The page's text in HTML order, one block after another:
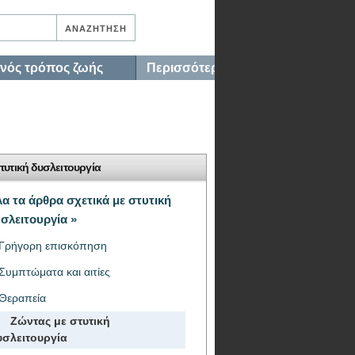
τρόπος ζωής Περισσότερα…
δυσλειτουργία
τα άρθρα σχετικά με στυτική
»
επισκόπηση
και αιτίες
Ζώντας με στυτική